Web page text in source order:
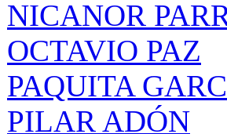
NICANOR
OCTAVIO PAZ
PAQUITA
PILAR ADÓN